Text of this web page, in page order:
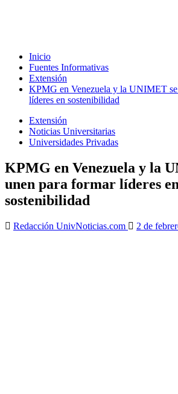
Inicio
Fuentes Informativas
Extensión
KPMG en Venezuela y la UNIMET
líderes en sostenibilidad
Extensión
Noticias Universitarias
Universidades Privadas
KPMG en Venezuela y la
unen para formar líderes en
sostenibilidad
Redacción UnivNoticias.com 2 de